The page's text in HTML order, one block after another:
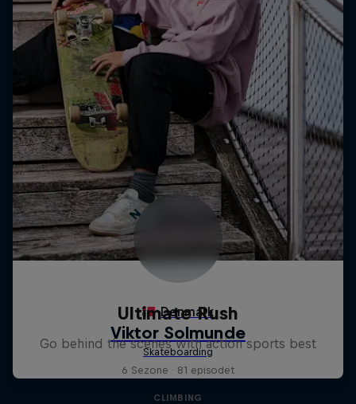
Ultimate Rush
Go behind the scenes with action sports best
6 Sezone · 81 episodet
CLIMBING